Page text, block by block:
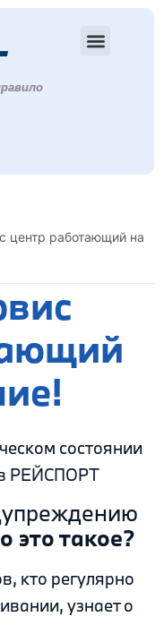
центр работающий на
состоянии
в РЕЙСПОРТ
это такое?
кто регулярно
узнает о